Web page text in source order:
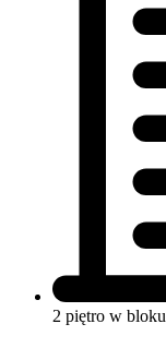
2 piętro w bloku